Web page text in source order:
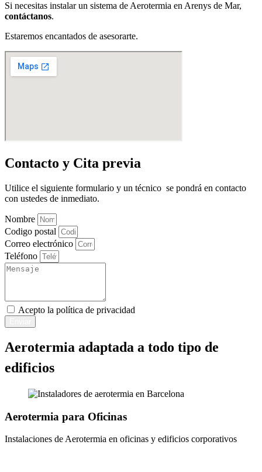
Si necesitas instalar un sistema de Aerotermia en Arenys de Mar,
contáctanos.
Estaremos encantados de asesorarte.
Contacto y Cita previa
Utilice el siguiente formulario y un técnico se pondrá en contacto
con ustedes de inmediato.
Nombre
Codigo postal
Correo electrónico
Teléfono
Acepto la política de privacidad
Aerotermia adaptada a todo tipo de
edificios
Aerotermia para Oficinas​
Instalaciones de Aerotermia en oficinas y edificios corporativos